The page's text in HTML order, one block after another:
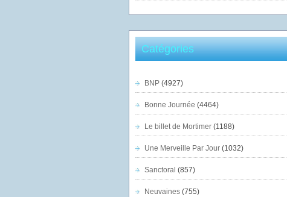
Catégories
BNP(4927)
Bonne Journée (4464)
Le billet de Mortimer(1188)
Une Merveille Par Jour(1032)
Sanctoral (857)
Neuvaines(755)